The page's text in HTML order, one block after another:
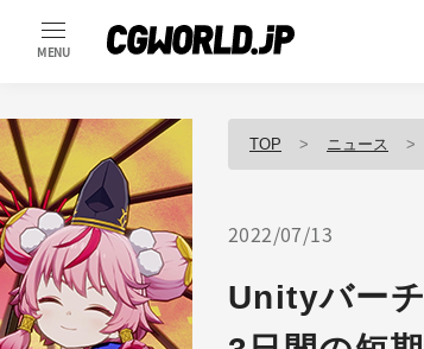
MENU
TOP ニュース
2022/07/13
Unityバー